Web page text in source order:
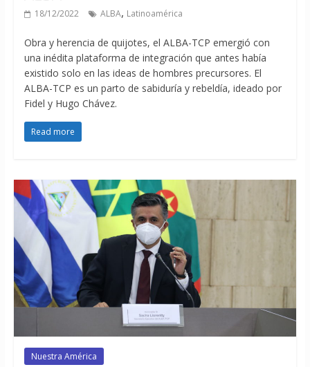
18/12/2022 ALBA, Latinoamérica
Obra y herencia de quijotes, el ALBA-TCP emergió con
una inédita plataforma de integración que antes había
existido solo en las ideas de hombres precursores. El
ALBA-TCP es un parto de sabiduría y rebeldía, ideado por
Fidel y Hugo Chávez.
Read more
Nuestra América